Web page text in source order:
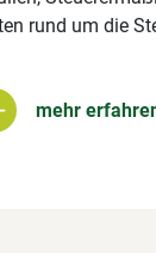
rund um die
erfahren
mehr